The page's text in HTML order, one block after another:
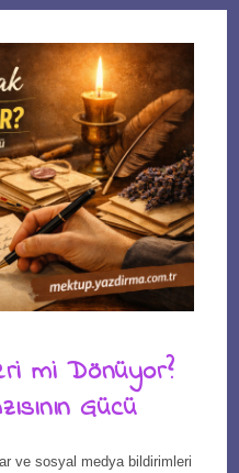
mi Dönüyor?
Gücü
ve sosyal medya bildirimleri